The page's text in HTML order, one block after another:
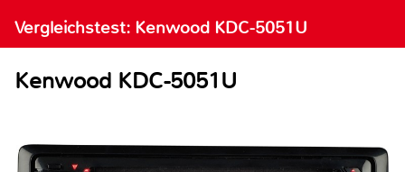
Vergleichstest: Kenwood KDC-5051U
Kenwood KDC-5051U